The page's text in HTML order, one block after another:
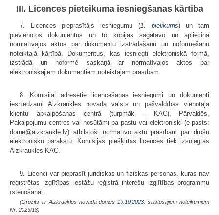
III. Licences pieteikuma iesniegšanas kārtība
7. Licences pieprasītājs iesniegumu (1. pielikums) un tam
pievienotos dokumentus un to kopijas sagatavo un apliecina
normatīvajos aktos par dokumentu izstrādāšanu un noformēšanu
noteiktajā kārtībā. Dokumentus, kas iesniegti elektroniskā formā,
izstrādā un noformē saskaņā ar normatīvajos aktos par
elektroniskajiem dokumentiem noteiktajām prasībām.
8. Komisijai adresētie licencēšanas iesniegumi un dokumenti
iesniedzami Aizkraukles novada valsts un pašvaldības vienotajā
klientu apkalpošanas centrā (turpmāk – KAC), Pārvaldēs,
Pakalpojumu centros vai nosūtāmi pa pastu vai elektroniski (e-pasts:
dome@aizkraukle.lv) atbilstoši normatīvo aktu prasībām par drošu
elektronisku parakstu. Komisijas piešķirtās licences tiek izsniegtas
Aizkraukles KAC.
9. Licenci var pieprasīt juridiskas un fiziskas personas, kuras nav
reģistrētas Izglītības iestāžu reģistrā interešu izglītības programmu
īstenošanai.
(Grozīts ar Aizkraukles novada domes 19.10.2023.
saistošajiem noteikumiem
Nr. 2023/18)